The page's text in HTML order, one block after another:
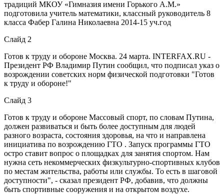
традиций МКОУ «Гимназия имени Горького А.М.»
подготовила учитель математики, классный руководитель 8
класса Фабер Галина Николаевна 2014-15 уч.год
Слайд 2
Готов к труду и обороне Москва. 24 марта. INTERFAX.RU -
Президент РФ Владимир Путин сообщил, что подписал указ о
возрождении советских норм физической подготовки "Готов
к труду и обороне!"
Слайд 3
Готов к труду и обороне Массовый спорт, по словам Путина,
должен развиваться и быть более доступным для людей
разного возраста, состояния здоровья, на что и направлена
инициатива по возрождению ГТО . Запуск программы ГТО
остро ставит вопрос о площадках для занятия спортом. Нам
нужна сеть некоммерческих физкультурно-спортивных клубов
по местам жительства, работы или службы. То есть в шаговой
доступности", - сказал президент РФ, добавив, что должны
быть спортивные сооружения и на открытом воздухе.